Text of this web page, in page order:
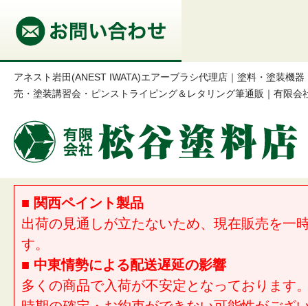
アネスト岩田(ANEST IWATA)エアーブラシ代理店｜塗料・塗装機
売・塗装講習会・ピンストライピング＆レタリング筆通販｜有限会
■ 関西ペイント製品
出荷の見通しが立たないため、現在販売を一
す。
■ 中東情勢による配送遅延の影響
多くの商品で入荷が不安定となっております